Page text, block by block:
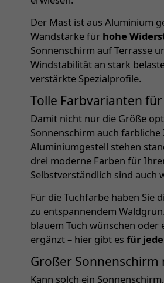
Der Mast ist aus Aluminium
Wandstärke für hohe
Sonnenschirm auf Terrasse
Windstabilität an stark
verstärkte Spezialprofile.
Tolle Farbvarianten
Damit nicht nur die Größe
Sonnenschirm auch farbliche
Aluminiumgestell stehen
drei moderne Farben für
Selbstverständlich sind auch
Für die Tuchfarbe haben Sie
zu entspannendem
blauem Tuch wünschen
ergänzt – hier gibt es für
Großer
Kann solch ein